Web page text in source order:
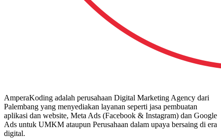
AmperaKoding adalah perusahaan Digital Marketing Agency dari
Palembang yang menyediakan layanan seperti jasa pembuatan
aplikasi dan website, Meta Ads (Facebook & Instagram) dan Google
Ads untuk UMKM ataupun Perusahaan dalam upaya bersaing di era
digital.